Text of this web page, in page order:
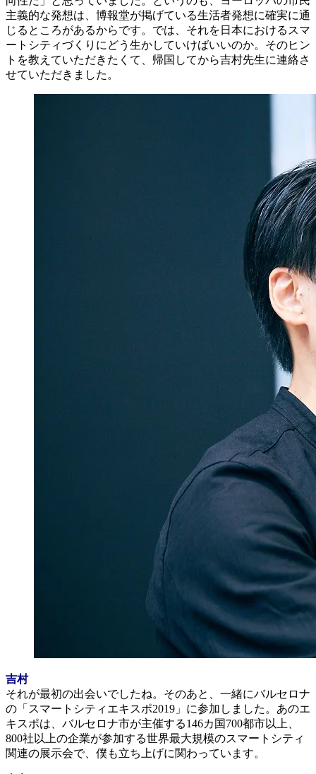
主義的な発想は、博報堂が掲げている生活者発想に確実に通
じるところがあるからです。では、それを日本におけるスマ
ートシティづくりにどう生かしていけばいいのか。そのヒン
トを教えていただきたくて、帰国してから吉村先生に連絡さ
せていただきました。
吉村
それが最初の出会いでしたね。そのあと、一緒にバルセロナ
の「スマートシティエキスポ2019」に参加しました。あのエ
キスポは、バルセロナ市が主催する146カ国700都市以上、
800社以上の企業が参加する世界最大規模のスマートシティ
関連の展示会で、僕も立ち上げに関わっています。